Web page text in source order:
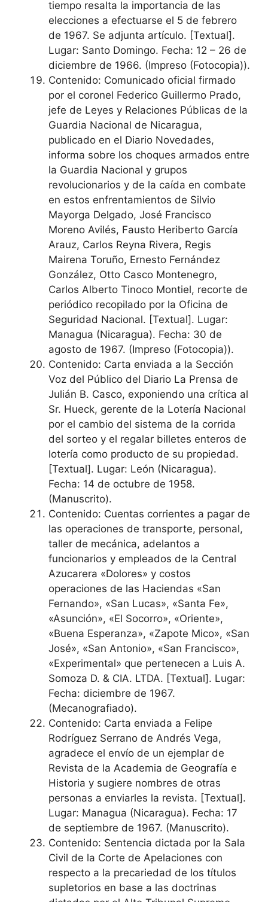
tiempo resalta la importancia de las
elecciones a efectuarse el 5 de febrero
de 1967. Se adjunta artículo. [Textual].
Lugar: Santo Domingo. Fecha: 12 – 26 de
diciembre de 1966. (Impreso (Fotocopia)).
Contenido: Comunicado oficial firmado
por el coronel Federico Guillermo Prado,
jefe de Leyes y Relaciones Públicas de la
Guardia Nacional de Nicaragua,
publicado en el Diario Novedades,
informa sobre los choques armados entre
la Guardia Nacional y grupos
revolucionarios y de la caída en combate
en estos enfrentamientos de Silvio
Mayorga Delgado, José Francisco
Moreno Avilés, Fausto Heriberto García
Arauz, Carlos Reyna Rivera, Regis
Mairena Toruño, Ernesto Fernández
González, Otto Casco Montenegro,
Carlos Alberto Tinoco Montiel, recorte de
periódico recopilado por la Oficina de
Seguridad Nacional. [Textual]. Lugar:
Managua (Nicaragua). Fecha: 30 de
agosto de 1967. (Impreso (Fotocopia)).
Contenido: Carta enviada a la Sección
Voz del Público del Diario La Prensa de
Julián B. Casco, exponiendo una crítica al
Sr. Hueck, gerente de la Lotería Nacional
por el cambio del sistema de la corrida
del sorteo y el regalar billetes enteros de
lotería como producto de su propiedad.
[Textual]. Lugar: León (Nicaragua).
Fecha: 14 de octubre de 1958.
(Manuscrito).
Contenido: Cuentas corrientes a pagar de
las operaciones de transporte, personal,
taller de mecánica, adelantos a
funcionarios y empleados de la Central
Azucarera «Dolores» y costos
operaciones de las Haciendas «San
Fernando», «San Lucas», «Santa Fe»,
«Asunción», «El Socorro», «Oriente»,
«Buena Esperanza», «Zapote Mico», «San
José», «San Antonio», «San Francisco»,
«Experimental» que pertenecen a Luis A.
Somoza D. & CIA. LTDA. [Textual]. Lugar:
Fecha: diciembre de 1967.
(Mecanografiado).
Contenido: Carta enviada a Felipe
Rodríguez Serrano de Andrés Vega,
agradece el envío de un ejemplar de
Revista de la Academia de Geografía e
Historia y sugiere nombres de otras
personas a enviarles la revista. [Textual].
Lugar: Managua (Nicaragua). Fecha: 17
de septiembre de 1967. (Manuscrito).
Contenido: Sentencia dictada por la Sala
Civil de la Corte de Apelaciones con
respecto a la precariedad de los títulos
supletorios en base a las doctrinas